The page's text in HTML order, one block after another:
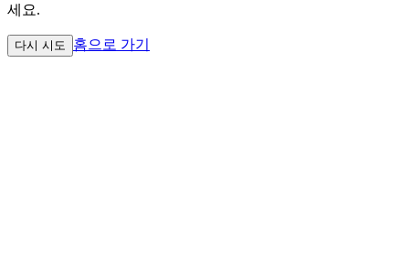
세요.
다시 시도 홈으로 가기